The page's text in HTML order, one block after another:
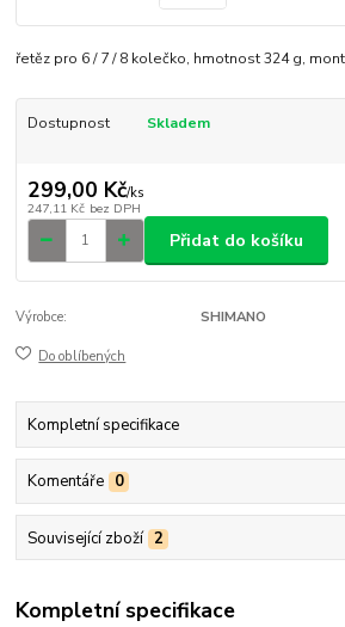
řetěz pro 6 / 7 / 8 kolečko, hmotnost 324 g,
Dostupnost Skladem
299,00 Kč/ks
247,11 Kč bez DPH
Přidat do košíku
Výrobce: SHIMANO
Do oblíbených
Kompletní specifikace
Komentáře 0
Související zboží 2
Kompletní specifikace